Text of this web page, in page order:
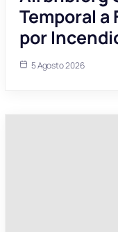
Temporal a
por
5 Agosto 2026